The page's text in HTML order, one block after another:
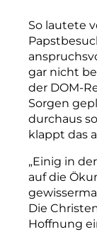
So lautete
gar nicht
der DOM-
Sorgen
durchaus
klappt das
„Einig in
auf die
Die
Hoffnung